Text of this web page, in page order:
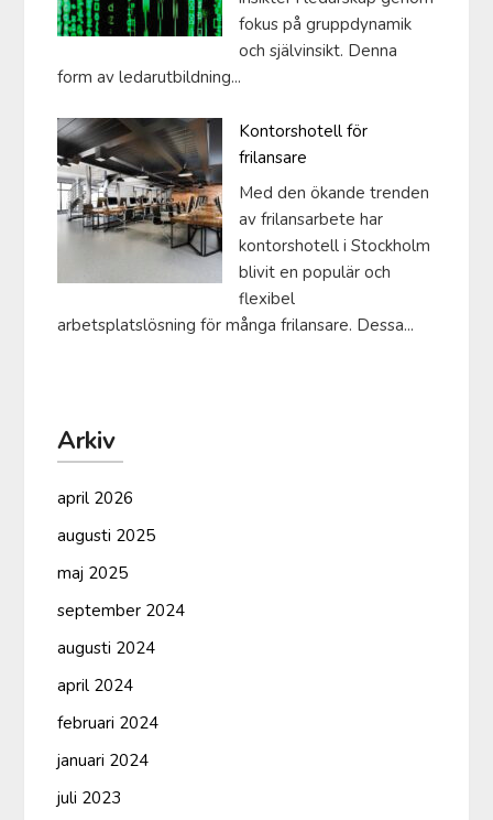
fokus på gruppdynamik
och självinsikt. Denna
form av ledarutbildning...
Kontorshotell för
frilansare
Med den ökande trenden
av frilansarbete har
kontorshotell i Stockholm
blivit en populär och
flexibel
arbetsplatslösning för många frilansare. Dessa...
Arkiv
april 2026
augusti 2025
maj 2025
september 2024
augusti 2024
april 2024
februari 2024
januari 2024
juli 2023